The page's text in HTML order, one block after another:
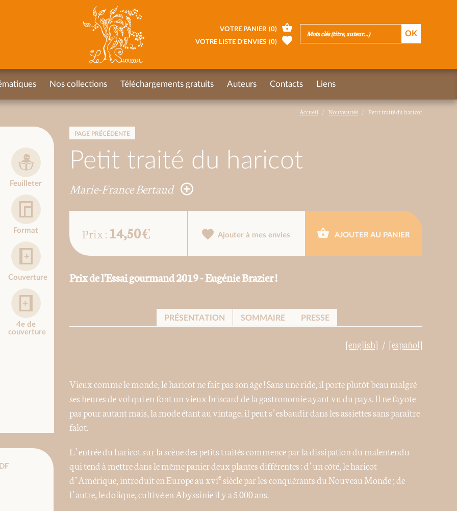
Accueil Nouveautés Petit traité du haricot
PAGE PRÉCÉDENTE
Petit traité du haricot
Marie-France Bertaud
Feuilleter
Format
Couverture
4e de
couverture
Prix : 14,50 € Ajouter à mes envies AJOUTER AU PANIER
Prix de l'Essai gourmand 2019 - Eugénie Brazier !
PRÉSENTATION SOMMAIRE PRESSE
[english] [español]
Vieux comme le monde, le haricot ne fait pas son âge ! Sans une ride, il porte plutôt beau malgré
ses heures de vol qui en font un vieux briscard de la gastronomie ayant vu du pays. Il ne fayote
pas pour autant mais, la mode étant au vintage, il peut s’esbaudir dans les assiettes sans paraître
falot.
L’entrée du haricot sur la scène des petits traités commence par la dissipation du malentendu
qui tend à mettre dans le même panier deux plantes différentes : d’un côté, le haricot
d’Amérique, introduit en Europe au xvie siècle par les conquérants du Nouveau Monde ; de
l’autre, le dolique, cultivé en Abyssinie il y a 5 000 ans.
VOTRE PANIER (0)
VOTRE LISTE D’ENVIES (0)
Nos collections Téléchargements gratuits Auteurs Contacts Liens